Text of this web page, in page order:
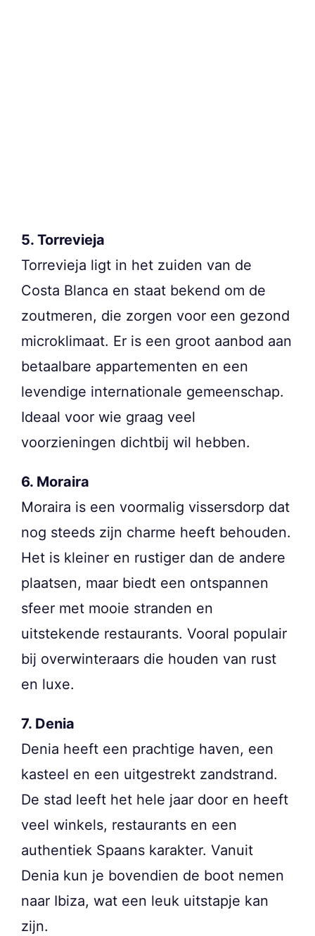
5. Torrevieja
Torrevieja ligt in het zuiden van de
Costa Blanca en staat bekend om de
zoutmeren, die zorgen voor een gezond
microklimaat. Er is een groot aanbod aan
betaalbare appartementen en een
levendige internationale gemeenschap.
Ideaal voor wie graag veel
voorzieningen dichtbij wil hebben.
6. Moraira
Moraira is een voormalig vissersdorp dat
nog steeds zijn charme heeft behouden.
Het is kleiner en rustiger dan de andere
plaatsen, maar biedt een ontspannen
sfeer met mooie stranden en
uitstekende restaurants. Vooral populair
bij overwinteraars die houden van rust
en luxe.
7. Denia
Denia heeft een prachtige haven, een
kasteel en een uitgestrekt zandstrand.
De stad leeft het hele jaar door en heeft
veel winkels, restaurants en een
authentiek Spaans karakter. Vanuit
Denia kun je bovendien de boot nemen
naar Ibiza, wat een leuk uitstapje kan
zijn.